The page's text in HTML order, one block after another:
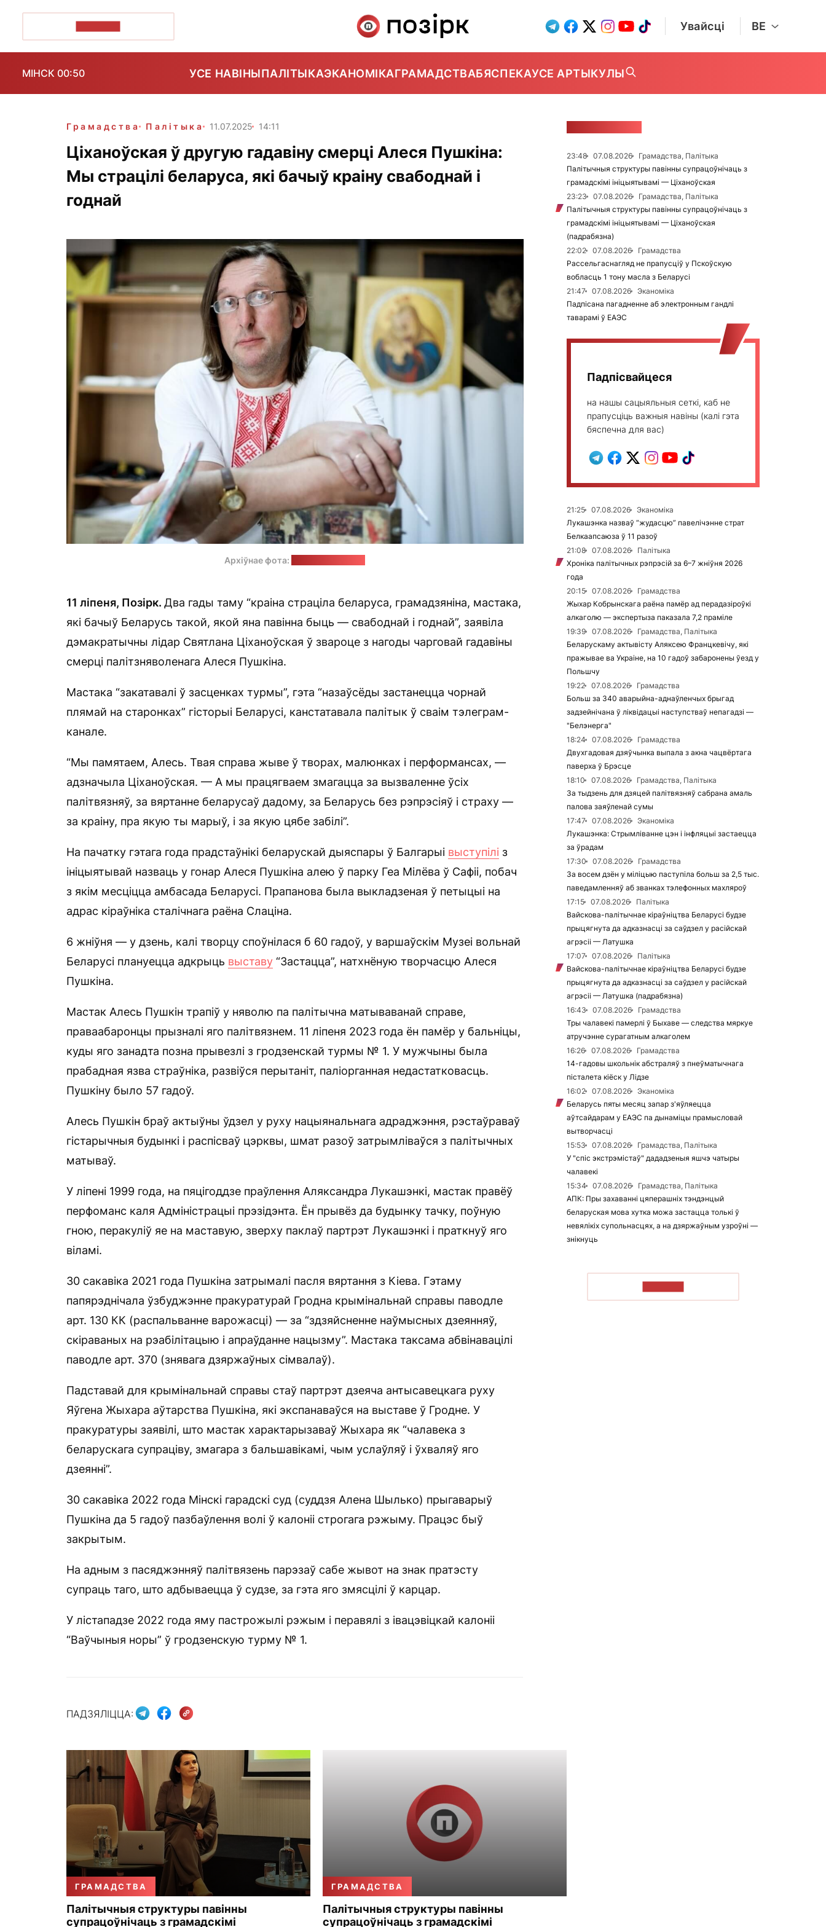
Увайсці BE
МІНСК 00:50 УСЕ НАВІНЫПАЛІТЫКАЭКАНОМІКАГРАМАДСТВАБЯСПЕКАУСЕ АРТЫКУЛЫ
Грамадства Палітыка 11.07.2025 14:11
Ціханоўская ў другую гадавіну смерці Алеся Пушкіна:
Мы страцілі беларуса, які бачыў краіну свабоднай і
годнай
Архіўнае фота:
11 ліпеня, Позірк. Два гады таму “краіна страціла беларуса, грамадзяніна, мастака,
які бачыў Беларусь такой, якой яна павінна быць — свабоднай і годнай”, заявіла
дэмакратычны лідар Святлана Ціханоўская ў звароце з нагоды чарговай гадавіны
смерці палітзняволенага Алеся Пушкіна.
Мастака “закатавалі ў засценках турмы”, гэта “назаўсёды застанецца чорнай
плямай на старонках” гісторыі Беларусі, канстатавала палітык ў сваім тэлеграм-
канале.
“Мы памятаем, Алесь. Твая справа жыве ў творах, малюнках і перформансах, —
адзначыла Ціханоўская. — А мы працягваем змагацца за вызваленне ўсіх
палітвязняў, за вяртанне беларусаў дадому, за Беларусь без рэпрэсіяў і страху —
за краіну, пра якую ты марыў, і за якую цябе забілі”.
На пачатку гэтага года прадстаўнікі беларускай дыяспары ў Балгарыі выступілі з
ініцыятывай назваць у гонар Алеся Пушкіна алею ў парку Геа Мілёва ў Сафіі, побач
з якім месціцца амбасада Беларусі. Прапанова была выкладзеная ў петыцыі на
адрас кіраўніка сталічнага раёна Слаціна.
6 жніўня — у дзень, калі творцу споўнілася б 60 гадоў, у варшаўскім Музеі вольнай
Беларусі плануецца адкрыць выставу “Застацца”, натхнёную творчасцю Алеся
Пушкіна.
Мастак Алесь Пушкін трапіў у няволю па палітычна матываванай справе,
праваабаронцы прызналі яго палітвязнем. 11 ліпеня 2023 года ён памёр у бальніцы,
куды яго занадта позна прывезлі з гродзенскай турмы № 1. У мужчыны была
прабадная язва страўніка, развіўся перытаніт, паліорганная недастатковасць.
Пушкіну было 57 гадоў.
Алесь Пушкін браў актыўны ўдзел у руху нацыянальнага адраджэння, рэстаўраваў
гістарычныя будынкі і распісваў цэрквы, шмат разоў затрымліваўся з палітычных
матываў.
У ліпені 1999 года, на пяцігоддзе праўлення Аляксандра Лукашэнкі, мастак правёў
перфоманс каля Адміністрацыі прэзідэнта. Ён прывёз да будынку тачку, поўную
гною, перакуліў яе на маставую, зверху паклаў партрэт Лукашэнкі і праткнуў яго
віламі.
30 сакавіка 2021 года Пушкіна затрымалі пасля вяртання з Кіева. Гэтаму
папярэднічала ўзбуджэнне пракуратурай Гродна крымінальнай справы паводле
арт. 130 КК (распальванне варожасці) — за “здзяйсненне наўмысных дзеянняў,
скіраваных на рэабілітацыю і апраўданне нацызму”. Мастака таксама абвінавацілі
паводле арт. 370 (знявага дзяржаўных сімвалаў).
Падставай для крымінальнай справы стаў партрэт дзеяча антысавецкага руху
Яўгена Жыхара аўтарства Пушкіна, які экспанаваўся на выставе ў Гродне. У
пракуратуры заявілі, што мастак характарызаваў Жыхара як “чалавека з
беларускага супраціву, змагара з бальшавікамі, чым услаўляў і ўхваляў яго
дзеянні”.
30 сакавіка 2022 года Мінскі гарадскі суд (суддзя Алена Шылько) прыгаварыў
Пушкіна да 5 гадоў пазбаўлення волі ў калоніі строгага рэжыму. Працэс быў
закрытым.
На адным з пасяджэнняў палітвязень парэзаў сабе жывот на знак пратэсту
супраць таго, што адбываецца ў судзе, за гэта яго змясцілі ў карцар.
У лістападзе 2022 года яму пастрожылі рэжым і перавялі з івацэвіцкай калоніі
“Ваўчыныя норы” ў гродзенскую турму № 1.
ПАДЗЯЛІЦЦА:
ГРАМАДСТВА
Палітычныя структуры павінны
супрацоўнічаць з грамадскімі
ГРАМАДСТВА
Палітычныя структуры павінны
супрацоўнічаць з грамадскімі
23:48 07.08.2026
Грамадства, Палітыка
Палітычныя структуры павінны супрацоўнічаць з
грамадскімі ініцыятывамі — Ціханоўская
23:23
07.08.2026
Грамадства, Палітыка
Палітычныя структуры павінны супрацоўнічаць з
грамадскімі ініцыятывамі — Ціханоўская
(падрабязна)
22:02
07.08.2026
Грамадства
Рассельгаснагляд не прапусціў у Пскоўскую
вобласць 1 тону масла з Беларусі
21:47
07.08.2026
Эканоміка
Падпісана пагадненне аб электронным гандлі
таварамі ў ЕАЭС
Падпісвайцеся
на нашы сацыяльныя сеткі, каб не
прапусціць важныя навіны (калі гэта
бяспечна для вас)
21:25 07.08.2026
Эканоміка
Лукашэнка назваў “жудасцю” павелічэнне страт
Белкаапсаюза ў 11 разоў
21:08
07.08.2026
Палітыка
Хроніка палітычных рэпрэсій за 6–7 жніўня 2026
года
20:15
07.08.2026
Грамадства
Жыхар Кобрынскага раёна памёр ад перадазіроўкі
алкаголю — экспертыза паказала 7,2 праміле
19:39
07.08.2026
Грамадства, Палітыка
Беларускаму актывісту Аляксею Францкевічу, які
пражывае ва Украіне, на 10 гадоў забаронены ўезд у
Польшчу
19:22
07.08.2026
Грамадства
Больш за 340 аварыйна-аднаўленчых брыгад
задзейнічана ў ліквідацыі наступстваў непагадзі —
"Белэнерга"
18:24
07.08.2026
Грамадства
Двухгадовая дзяўчынка выпала з акна чацвёртага
паверха ў Брэсце
18:10
07.08.2026
Грамадства, Палітыка
За тыдзень для дзяцей палітвязняў сабрана амаль
палова заяўленай сумы
17:47
07.08.2026
Эканоміка
Лукашэнка: Стрымліванне цэн і інфляцыі застаецца
за ўрадам
17:30
07.08.2026
Грамадства
За восем дзён у міліцыю паступіла больш за 2,5 тыс.
паведамленняў аб званках тэлефонных махляроў
17:15
07.08.2026
Палітыка
Вайскова-палітычнае кіраўніцтва Беларусі будзе
прыцягнута да адказнасці за саўдзел у расійскай
агрэсіі — Латушка
17:07
07.08.2026
Палітыка
Вайскова-палітычнае кіраўніцтва Беларусі будзе
прыцягнута да адказнасці за саўдзел у расійскай
агрэсіі — Латушка (падрабязна)
16:43
07.08.2026
Грамадства
Тры чалавекі памерлі ў Быхаве — следства мяркуе
атручэнне сурагатным алкаголем
16:26
07.08.2026
Грамадства
14-гадовы школьнік абстраляў з пнеўматычнага
пісталета кіёск у Лідзе
16:02
07.08.2026
Эканоміка
Беларусь пяты месяц запар з'яўляецца
аўтсайдарам у ЕАЭС па дынаміцы прамысловай
вытворчасці
15:53
07.08.2026
Грамадства, Палітыка
У "спіс экстрэмістаў" дададзеныя яшчэ чатыры
чалавекі
15:34
07.08.2026
Грамадства, Палітыка
АПК: Пры захаванні цяперашніх тэндэнцый
беларуская мова хутка можа застацца толькі ў
невялікіх супольнасцях, а на дзяржаўным узроўні —
знікнуць